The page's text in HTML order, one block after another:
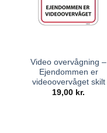
Video overvågning –
Ejendommen er
videoovervåget skilt
19,00 kr.